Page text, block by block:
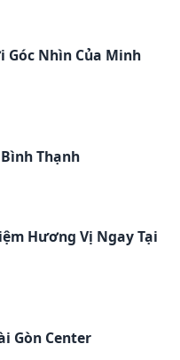
Góc Nhìn Của Minh
Thạnh
Hương Vị Ngay Tại
Gòn Center